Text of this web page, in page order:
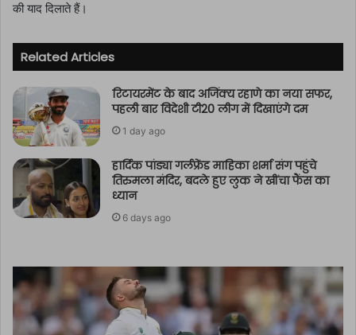
की याद दिलाते हैं।
Related Articles
रिटायरमेंट के बाद अजिंक्य रहाणे का नया सफर,
पहली बार विदेशी टी20 लीग में दिखाएंगे दम
1 day ago
हार्दिक पांड्या गर्लफ्रेंड माहिका शर्मा संग पहुंचे
तिरुमला मंदिर, बदले हुए लुक ने खींचा फैंस का
ध्यान
6 days ago